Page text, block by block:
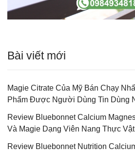
Bài viết mới
Magie Citrate Của Mỹ Bán Chạy
Phẩm Được Người Dùng Tin Dùng
Review Bluebonnet Calcium
Và Magie Dạng Viên Nang Thực Vật
Review Bluebonnet Nutrition